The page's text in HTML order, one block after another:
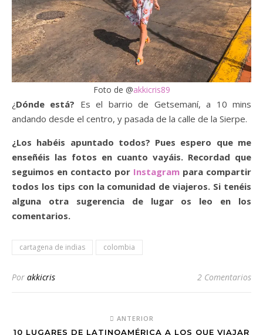
Foto de @akkicris89
¿Dónde está? Es el barrio de Getsemaní, a 10 mins
andando desde el centro, y pasada de la calle de la Sierpe.
¿Los habéis apuntado todos? Pues espero que me
enseñéis las fotos en cuanto vayáis. Recordad que
seguimos en contacto por Instagram para compartir
todos los tips con la comunidad de viajeros. Si tenéis
alguna otra sugerencia de lugar os leo en los
comentarios.
cartagena de indias colombia
Por akkicris 2 Comentarios
ANTERIOR
10 LUGARES DE LATINOAMÉRICA A LOS QUE VIAJAR